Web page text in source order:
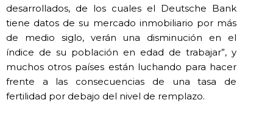
desarrollados, de los cuales el Deutsche Bank
tiene datos de su mercado inmobiliario por más
de medio siglo, verán una disminución en el
índice de su población en edad de trabajar”, y
muchos otros países están luchando para hacer
frente a las consecuencias de una tasa de
fertilidad por debajo del nivel de remplazo.